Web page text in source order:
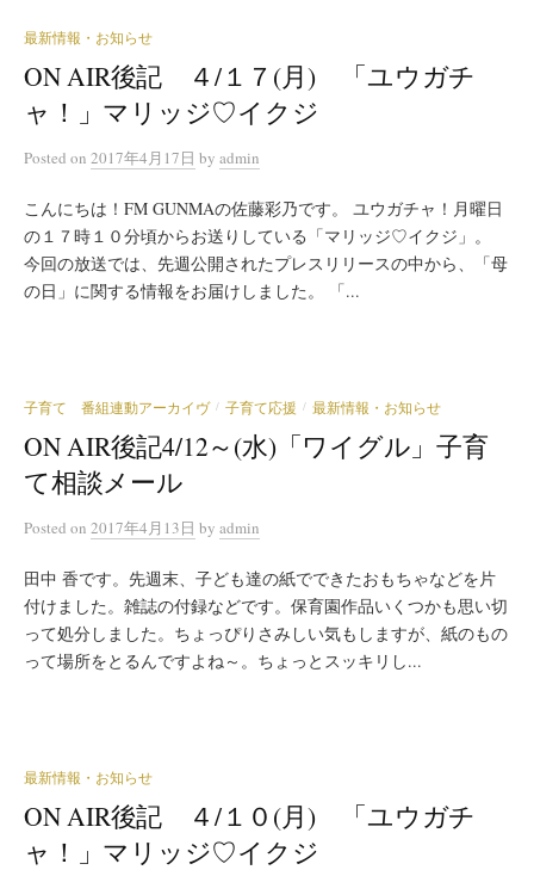
最新情報・お知らせ
ON AIR後記 ４/１７(月) 「ユウガチ
ャ！」マリッジ♡イクジ
Posted on 2017年4月17日 by admin
こんにちは！FM GUNMAの佐藤彩乃です。 ユウガチャ！月曜日
の１７時１０分頃からお送りしている「マリッジ♡イクジ」。
今回の放送では、先週公開されたプレスリリースの中から、「母
の日」に関する情報をお届けしました。 「...
子育て 番組連動アーカイヴ / 子育て応援 / 最新情報・お知らせ
ON AIR後記4/12～(水)「ワイグル」子育
て相談メール
Posted on 2017年4月13日 by admin
田中 香です。先週末、子ども達の紙でできたおもちゃなどを片
付けました。雑誌の付録などです。保育園作品いくつかも思い切
って処分しました。ちょっぴりさみしい気もしますが、紙のもの
って場所をとるんですよね～。ちょっとスッキリし...
最新情報・お知らせ
ON AIR後記 ４/１０(月) 「ユウガチ
ャ！」マリッジ♡イクジ